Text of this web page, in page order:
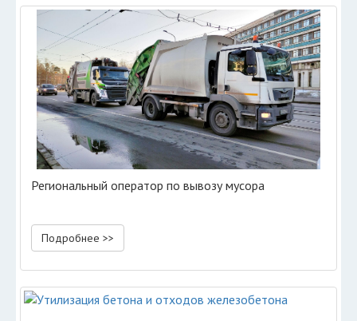
Региональный оператор по вывозу мусора
Подробнее >>